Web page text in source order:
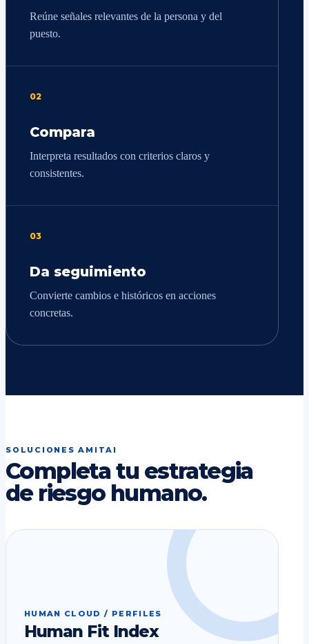
Reúne señales relevantes de la persona y del
puesto.
02
Compara
Interpreta resultados con criterios claros y
consistentes.
03
Da seguimiento
Convierte cambios e históricos en acciones
concretas.
SOLUCIONES AMITAI
Completa tu estrategia
de riesgo humano.
HUMAN CLOUD / PERFILES
Human Fit Index